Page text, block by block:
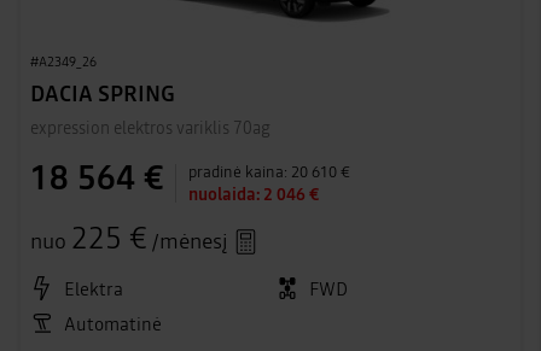
#A2349_26
DACIA SPRING
expression elektros variklis 70ag
18 564 € pradinė kaina: 20 610 €
nuolaida: 2 046 €
nuo 225 € /mėnesį
Elektra
FWD
Automatinė